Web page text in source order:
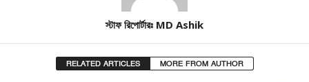
স্টাফ রিপোর্টারঃ MD Ashik
RELATED ARTICLES MORE FROM AUTHOR